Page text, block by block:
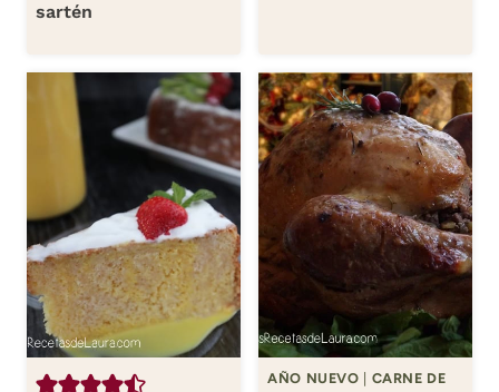
sartén
AÑO NUEVO
CARNE DE